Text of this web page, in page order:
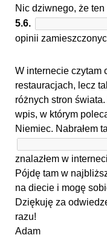
Nic dziwnego, że
5.6.
opinii
W internecie czytam
restauracjach, lecz
różnych stron
wpis, w którym
Niemiec. Nabrałem
znalazłem w
Pójdę tam w
na diecie i mogę
Dziękuję za
razu!
Adam